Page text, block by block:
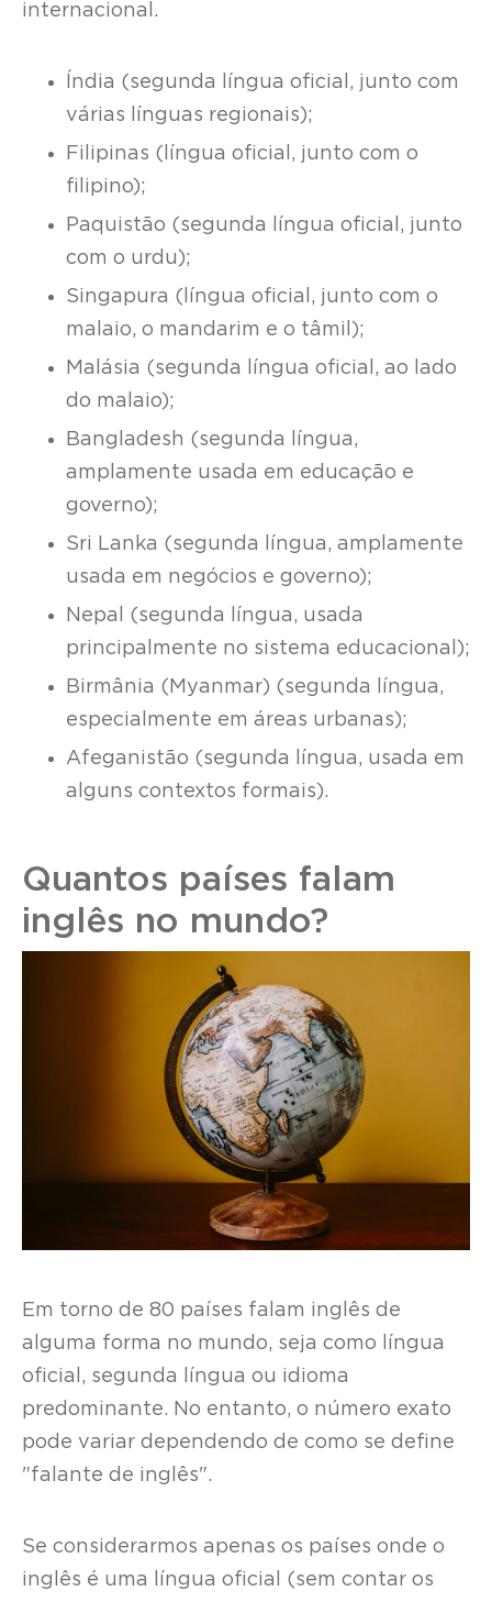
internacional.
Índia (segunda língua oficial, junto com
várias línguas regionais);
Filipinas (língua oficial, junto com o
filipino);
Paquistão (segunda língua oficial, junto
com o urdu);
Singapura (língua oficial, junto com o
malaio, o mandarim e o tâmil);
Malásia (segunda língua oficial, ao lado
do malaio);
Bangladesh (segunda língua,
amplamente usada em educação e
governo);
Sri Lanka (segunda língua, amplamente
usada em negócios e governo);
Nepal (segunda língua, usada
principalmente no sistema educacional);
Birmânia (Myanmar) (segunda língua,
especialmente em áreas urbanas);
Afeganistão (segunda língua, usada em
alguns contextos formais).
Quantos países falam
inglês no mundo?
Em torno de 80 países falam inglês de
alguma forma no mundo, seja como língua
oficial, segunda língua ou idioma
predominante. No entanto, o número exato
pode variar dependendo de como se define
"falante de inglês".
Se considerarmos apenas os países onde o
inglês é uma língua oficial (sem contar os